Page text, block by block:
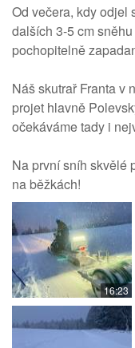
Od večera, kdy odjel
dalších 3-5 cm
pochopitelně
Náš skutrař Franta v
projet hlavně
očekáváme tady i
Na první sníh skvělé
na běžkách!
16:23